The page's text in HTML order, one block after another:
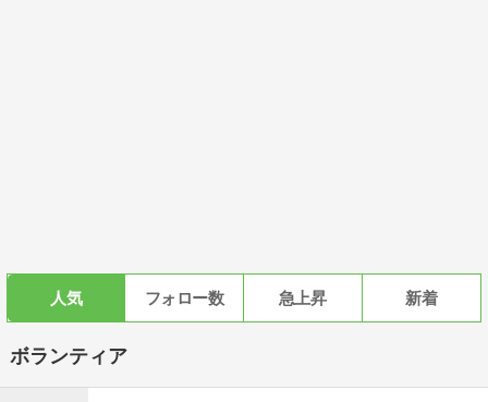
人気 フォロー数 急上昇 新着
ボランティア